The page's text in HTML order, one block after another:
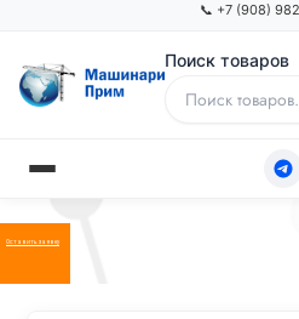
📞 +7 (908)
Поиск товаров
Оставить заявку